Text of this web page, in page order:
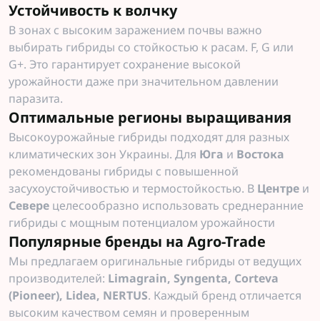
Устойчивость к волчку
В зонах с высоким заражением почвы важно
выбирать гибриды со стойкостью к расам. F, G или
G+. Это гарантирует сохранение высокой
урожайности даже при значительном давлении
паразита.
Оптимальные регионы выращивания
Высокоурожайные гибриды подходят для разных
климатических зон Украины. Для Юга и Востока
рекомендованы гибриды с повышенной
засухоустойчивостью и термостойкостью. В Центре и
Севере целесообразно использовать среднеранние
гибриды с мощным потенциалом урожайности
Популярные бренды на Agro-Trade
Мы предлагаем оригинальные гибриды от ведущих
производителей: Limagrain, Syngenta, Corteva
(Pioneer), Lidea, NERTUS. Каждый бренд отличается
высоким качеством семян и проверенным